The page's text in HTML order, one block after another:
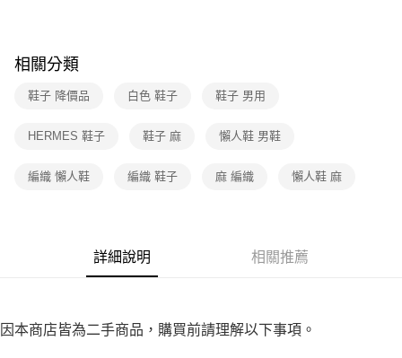
※ 請注意：結帳手續完成當下不需立刻繳費，但若您需要取消訂單，請聯絡
購買商品的店家。未經商家同意取消之訂單仍視為有效，需透過AFTEE先享
後付繳納相關費用。
客戶支援中心」https://netprotections.freshdesk.com/support/home
【注意事項】
https://aftee.tw/terms/#terms3
３．未成年的使用者請事先徵得法定代理人或監護人之同意方可使用
時審查核予不同之上限額度；若仍有額度不足之情形，本公司將視審查結果
付款後7-11取貨
免運費
宅配
相關分類
鞋子 降價品 白色 鞋子 鞋子 男用
HERMES 鞋子 鞋子 麻 懶人鞋 男鞋
編織 懶人鞋 編織 鞋子 麻 編織 懶人鞋 麻
詳細說明 相關推薦
因本商店皆為二手商品，購買前請理解以下事項。